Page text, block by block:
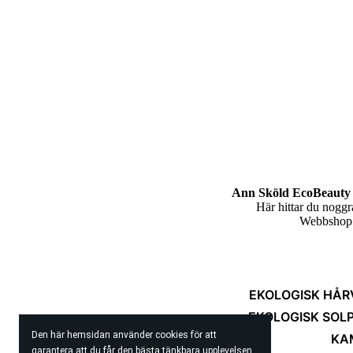
Den här hemsidan använder cookies för att
garantera att du får den bästa tänkbara upplevelsen
Ann Sköld EcoBeauty
Här hittar du
EKOLOGISK
EKOLOGISK